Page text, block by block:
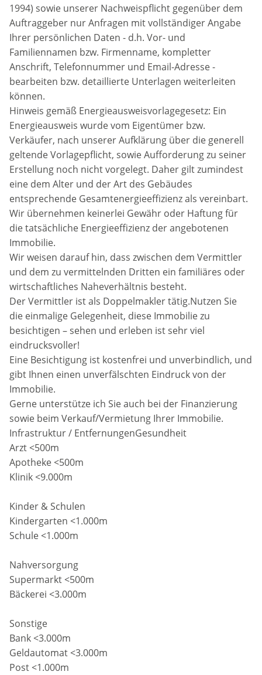
1994) sowie unserer Nachweispflicht gegenüber dem
Auftraggeber nur Anfragen mit vollständiger Angabe
Ihrer persönlichen Daten - d.h. Vor- und
Familiennamen bzw. Firmenname, kompletter
Anschrift, Telefonnummer und Email-Adresse -
bearbeiten bzw. detaillierte Unterlagen weiterleiten
können.
Hinweis gemäß Energieausweisvorlagegesetz: Ein
Energieausweis wurde vom Eigentümer bzw.
Verkäufer, nach unserer Aufklärung über die generell
geltende Vorlagepflicht, sowie Aufforderung zu seiner
Erstellung noch nicht vorgelegt. Daher gilt zumindest
eine dem Alter und der Art des Gebäudes
entsprechende Gesamtenergieeffizienz als vereinbart.
Wir übernehmen keinerlei Gewähr oder Haftung für
die tatsächliche Energieeffizienz der angebotenen
Immobilie.
Wir weisen darauf hin, dass zwischen dem Vermittler
und dem zu vermittelnden Dritten ein familiäres oder
wirtschaftliches Naheverhältnis besteht.
Der Vermittler ist als Doppelmakler tätig.Nutzen Sie
die einmalige Gelegenheit, diese Immobilie zu
besichtigen – sehen und erleben ist sehr viel
eindrucksvoller!
Eine Besichtigung ist kostenfrei und unverbindlich, und
gibt Ihnen einen unverfälschten Eindruck von der
Immobilie.
Gerne unterstütze ich Sie auch bei der Finanzierung
sowie beim Verkauf/Vermietung Ihrer Immobilie.
Infrastruktur / EntfernungenGesundheit
Arzt <500m
Apotheke <500m
Klinik <9.000m
Kinder & Schulen
Kindergarten <1.000m
Schule <1.000m
Nahversorgung
Supermarkt <500m
Bäckerei <3.000m
Sonstige
Bank <3.000m
Geldautomat <3.000m
Post <1.000m